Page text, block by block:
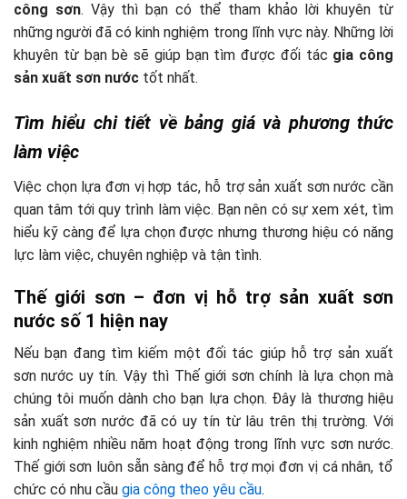
công sơn. Vậy thì bạn có thể tham khảo lời khuyên từ
những người đã có kinh nghiệm trong lĩnh vực này. Những lời
khuyên từ bạn bè sẽ giúp bạn tìm được đối tác gia công
sản xuất sơn nước tốt nhất.
Tìm hiểu chi tiết về bảng giá và phương thức
làm việc
Việc chọn lựa đơn vị hợp tác, hỗ trợ sản xuất sơn nước cần
quan tâm tới quy trình làm việc. Bạn nên có sự xem xét, tìm
hiểu kỹ càng để lựa chọn được nhưng thương hiệu có năng
lực làm việc, chuyên nghiệp và tận tình.
Thế giới sơn – đơn vị hỗ trợ sản xuất sơn
nước số 1 hiện nay
Nếu bạn đang tìm kiếm một đối tác giúp hỗ trợ sản xuất
sơn nước uy tín. Vậy thì Thế giới sơn chính là lựa chọn mà
chúng tôi muốn dành cho bạn lựa chọn. Đây là thương hiệu
sản xuất sơn nước đã có uy tín từ lâu trên thị trường. Với
kinh nghiệm nhiều năm hoạt động trong lĩnh vực sơn nước.
Thế giới sơn luôn sẵn sàng để hỗ trợ mọi đơn vị cá nhân, tổ
chức có nhu cầu gia công theo yêu cầu.